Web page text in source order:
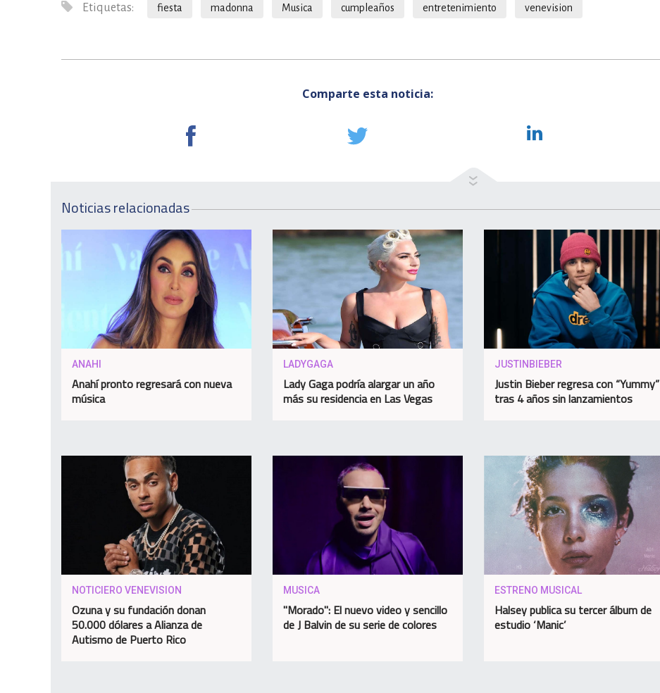
Etiquetas: fiesta madonna Musica cumpleaños entretenimiento venevision
Comparte esta noticia:
Noticias relacionadas
ANAHI
Anahí pronto regresará con nueva
música
LADYGAGA
Lady Gaga podría alargar un año
más su residencia en Las Vegas
JUSTINBIEBER
Justin Bieber regresa con “Yummy”
tras 4 años sin lanzamientos
NOTICIERO VENEVISION
Ozuna y su fundación donan
50.000 dólares a Alianza de
Autismo de Puerto Rico
MUSICA
"Morado": El nuevo video y sencillo
de J Balvin de su serie de colores
ESTRENO MUSICAL
Halsey publica su tercer álbum de
estudio ‘Manic’